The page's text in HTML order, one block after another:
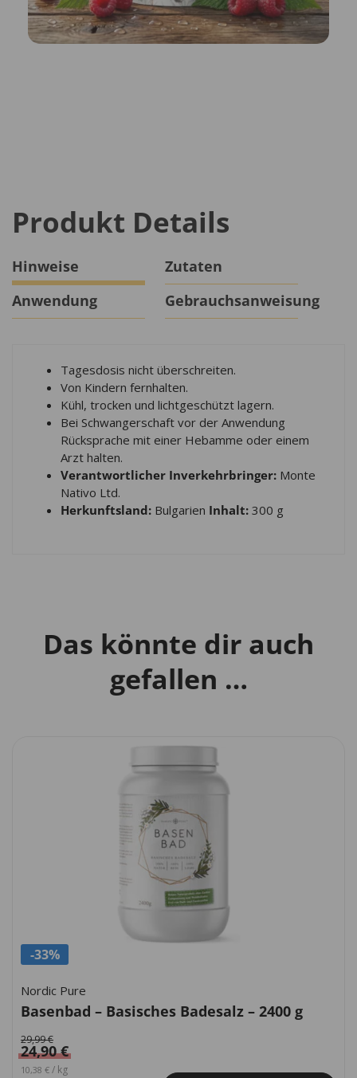
Produkt Details
Hinweise
Zutaten
Anwendung
Gebrauchsanweisung
Tagesdosis nicht überschreiten.
Von Kindern fernhalten.
Kühl, trocken und lichtgeschützt lagern.
Bei Schwangerschaft vor der Anwendung
Rücksprache mit einer Hebamme oder einem
Arzt halten.
Verantwortlicher Inverkehrbringer: Monte
Nativo Ltd.
Herkunftsland: Bulgarien Inhalt: 300 g
Das könnte dir auch
gefallen …
-33%
Nordic Pure
Basenbad – Basisches Badesalz – 2400 g
29,99€
24,90€
Ursprünglicher Preis war: 12,50 €
10,38 €Aktueller Preis ist: 10,38 €.
/ kg